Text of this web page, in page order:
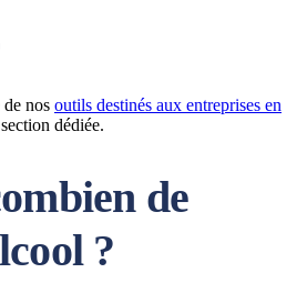
de nos outils destinés aux entreprises en
dédiée.
de
?